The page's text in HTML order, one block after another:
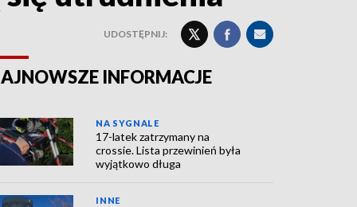
UDOSTĘPNIJ:
INFORMACJE
NA SYGNALE
17-latek zatrzymany na
crossie. Lista przewinień była
wyjątkowo długa
INNE